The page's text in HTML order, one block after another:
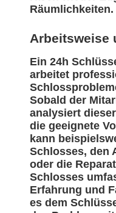
Räumlichkeiten.
Arbeitsweise
Ein 24h
arbeitet
Sobald der
analysiert
die geeignete
kann
Schlosses, den
oder die
Schlosses
Erfahrung und
es dem